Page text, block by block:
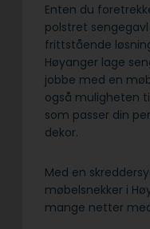
Enten du
polstret
frittstående
Høyanger lage
jobbe med en
også muligheten
som passer din
dekor.
Med en
møbelsnekker i
mange netter